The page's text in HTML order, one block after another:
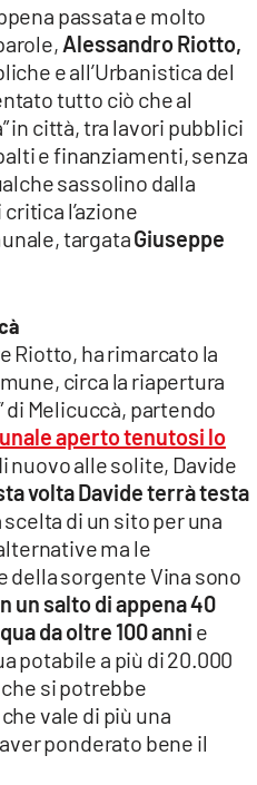
passata e molto
Alessandro Riotto,
e all’Urbanistica del
tutto ciò che al
in città, tra lavori pubblici
e finanziamenti, senza
sassolino dalla
l’azione
targataGiuseppe
Riotto, ha rimarcato la
circa la riapertura
di Melicuccà, partendo
aperto tenutosi lo
nuovo alle solite, Davide
volta Davide terrà testa
di un sito per una
ma le
sorgente Vina sono
un salto di appena 40
da oltre 100 anni e
potabile a più di 20.000
si potrebbe
vale di più una
ponderato bene il